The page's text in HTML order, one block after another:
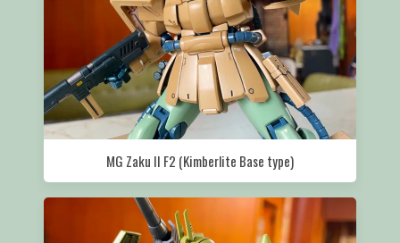
MG Zaku II F2 (Kimberlite Base type)